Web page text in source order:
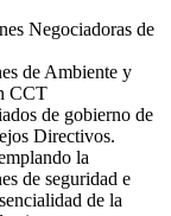
Negociadoras de
de Ambiente y
CCT
de gobierno de
Directivos.
la
de seguridad e
de la